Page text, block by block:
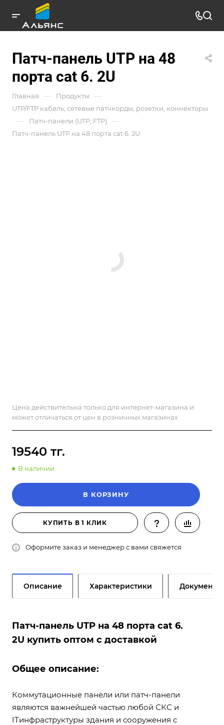
Патч-панель UTP на 48
порта cat 6. 2U
Главная — Продукты —
UTP/FTP кабель, сетевые патчкорды, розетки, коннекторы
— Патч-панели (UTP, FTP) —
Патч-панель UTP на 48 порта cat 6. 2U
Цена действительна только для интернет-магазина и
может отличаться от цен в розничных магазинах
19540 тг.
В наличии
В КОРЗИНУ
КУПИТЬ В 1 КЛИК
Оформите заказ и менеджер с вами свяжется
Описание Характеристики Документы
Патч-панель UTP на 48 порта cat 6.
2U купить оптом с доставкой
Общее описание:
Коммутационные панели или патч-панели
являются важнейшей частью любой СКС и
ITинфраструктуры здания и сооружения с